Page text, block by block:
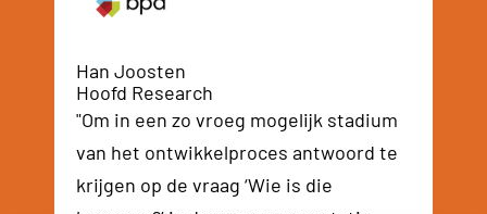
Han Joosten
Hoofd Research
"Om in een zo vroeg mogelijk stadium
van het ontwikkelproces antwoord te
krijgen op de vraag ‘Wie is die